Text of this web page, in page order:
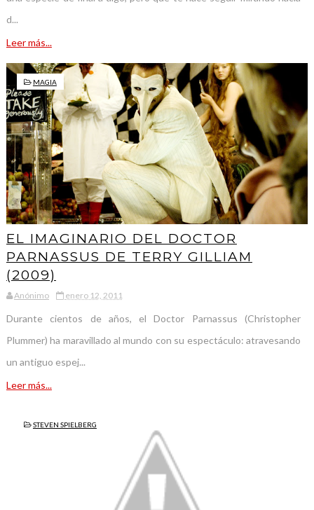
d...
Leer más...
MAGIA
EL IMAGINARIO DEL DOCTOR
PARNASSUS DE TERRY GILLIAM
(2009)
Anónimo enero 12, 2011
Durante cientos de años, el Doctor Parnassus (Christopher
Plummer) ha maravillado al mundo con su espectáculo: atravesando
un antiguo espej...
Leer más...
STEVEN SPIELBERG